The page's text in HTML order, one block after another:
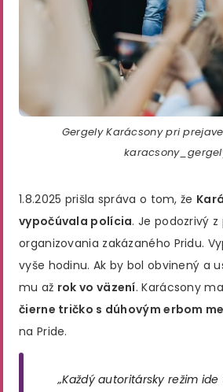
Gergely Karácsony pri
1.8.2025 prišla správa o tom, že
vypočúvala polícia. Je podozrivý
organizovania zakázaného Pridu.
vyše hodinu. Ak by bol obvinený a
mu až rok vo väzení. Karácsony
čierne tričko s dúhovým erbom
na Pride.
„Každý autoritársky režim